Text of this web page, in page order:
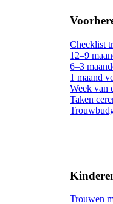
Checklist
12–9
6–3
1 maand
Week van
Taken
Trouwen